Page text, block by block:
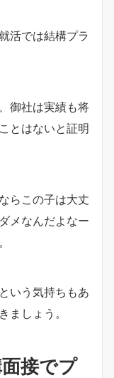
活では結構プラ
御社は実績も将
とはないと証明
らこの子は大丈
メなんだよなー
いう気持ちもあ
ましょう。
接でプ